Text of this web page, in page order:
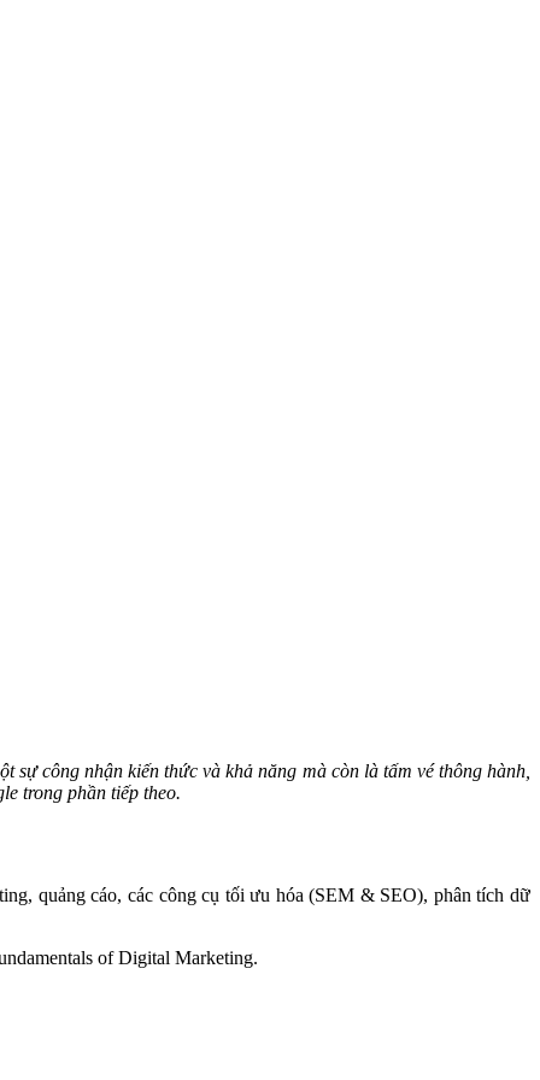
sự công nhận kiến thức và khả năng mà còn là tấm vé thông hành,
trong phần tiếp theo.
quảng cáo, các công cụ tối ưu hóa (SEM & SEO), phân tích dữ
of Digital Marketing.